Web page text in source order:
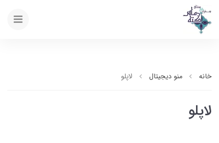
خانه منو دیجیتال لاپلو
لاپلو